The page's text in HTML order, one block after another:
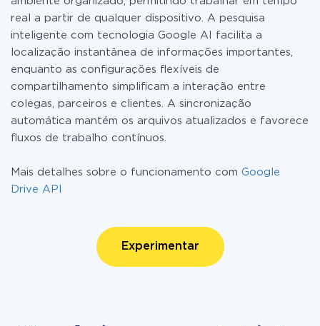
real a partir de qualquer dispositivo. A pesquisa
inteligente com tecnologia Google AI facilita a
localização instantânea de informações importantes,
enquanto as configurações flexíveis de
compartilhamento simplificam a interação entre
colegas, parceiros e clientes. A sincronização
automática mantém os arquivos atualizados e favorece
fluxos de trabalho contínuos.
Mais detalhes sobre o funcionamento com Google
Drive API
Experimentar